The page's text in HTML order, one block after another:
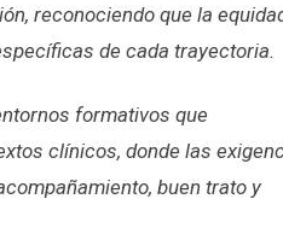
reconociendo que la
de cada trayectoria.
formativos que
clínicos, donde las
buen trato y